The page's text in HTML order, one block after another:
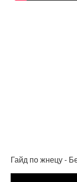
Гайд по жнецу -